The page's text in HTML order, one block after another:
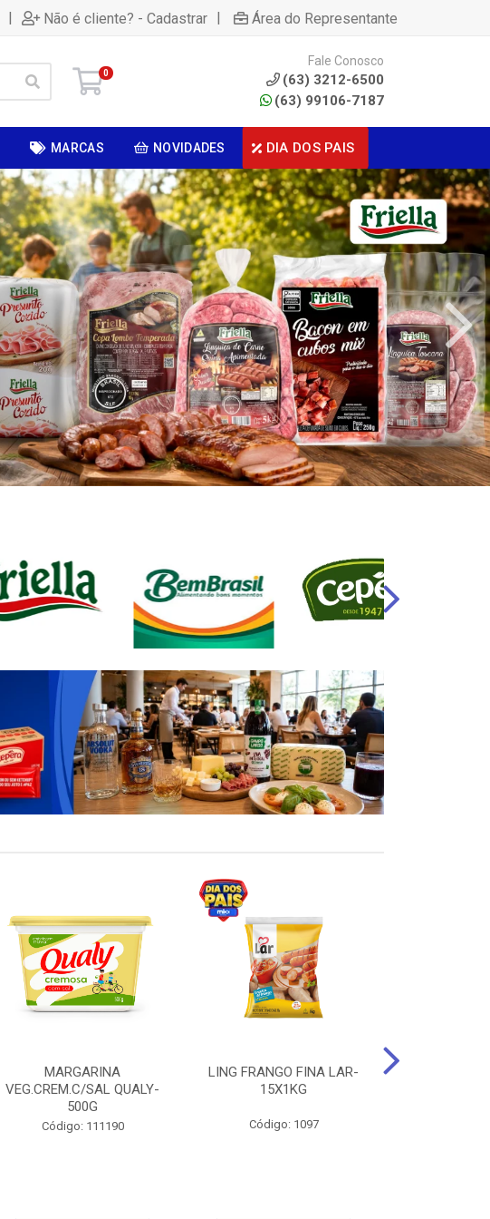
| Não é cliente? - Cadastrar | Área do Representante
0
Fale Conosco
(63) 3212-6500
(63) 99106-7187
MARCAS NOVIDADES DIA DOS PAIS
MARGARINA
VEG.CREM.C/SAL QUALY-
500G
Código: 111190
LING FRANGO FINA LAR-
15X1KG
Código: 1097